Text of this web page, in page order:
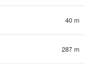
40 m
287 m